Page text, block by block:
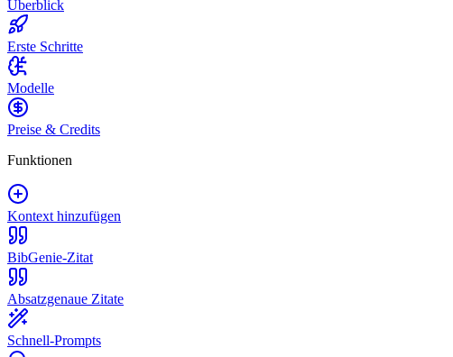
Überblick
Erste Schritte
Modelle
Preise & Credits
Funktionen
Kontext hinzufügen
BibGenie-Zitat
Absatzgenaue Zitate
Schnell-Prompts